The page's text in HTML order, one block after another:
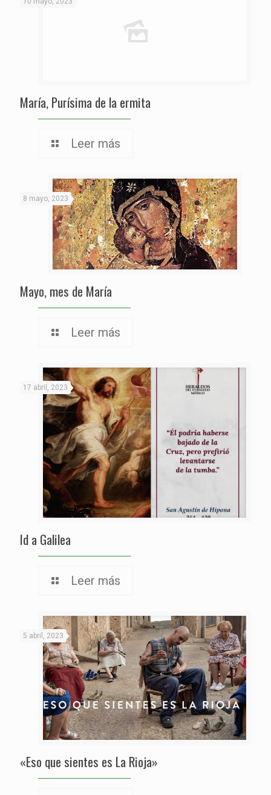
María, Purísima de la ermita
Leer más
8 mayo, 2023
Mayo, mes de María
Leer más
17 abril, 2023
Id a Galilea
Leer más
5 abril, 2023
«Eso que sientes es La Rioja»